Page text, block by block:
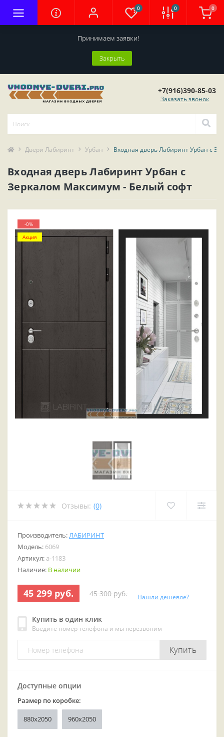
Принимаем заявки!
Закрыть
0 0 0
+7(916)390-85-03
Заказать звонок
Двери Лабиринт Урбан Входная дверь Лабиринт Урбан с
Входная дверь Лабиринт Урбан с
Зеркалом Максимум - Белый софт
-0%
Акция
Отзывы: (0)
Производитель:ЛАБИРИНТ
Модель: 6069
Артикул: a-1183
Наличие: В наличии
45 299 руб. 45 300 руб. Нашли дешевле?
Купить в один клик
Введите номер телефона и мы перезвоним
Купить
Доступные опции
Размер по коробке:
880x2050 960x2050